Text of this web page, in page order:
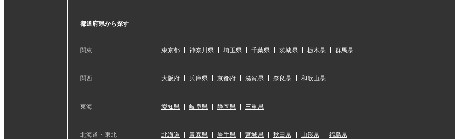
都道府県から探す
関東 東京都 神奈川県 埼玉県 千葉県 茨城県 栃木県 群馬県
関西 大阪府 兵庫県 京都府 滋賀県 奈良県 和歌山県
東海 愛知県 岐阜県 静岡県 三重県
北海道・東北 北海道 青森県 岩手県 宮城県 秋田県 山形県 福島県